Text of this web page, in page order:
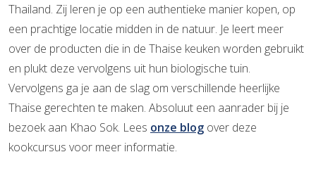
Thailand. Zij leren je op een authentieke manier kopen, op
een prachtige locatie midden in de natuur. Je leert meer
over de producten die in de Thaise keuken worden gebruikt
en plukt deze vervolgens uit hun biologische tuin.
Vervolgens ga je aan de slag om verschillende heerlijke
Thaise gerechten te maken. Absoluut een aanrader bij je
bezoek aan Khao Sok. Lees onze blog over deze
kookcursus voor meer informatie.